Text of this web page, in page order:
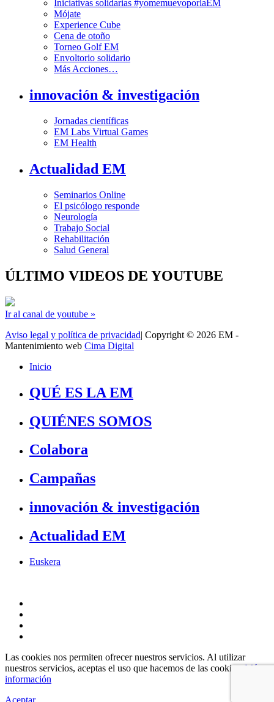
Iniciativas solidarias #yomemuevoporlaEM
Mójate
Experience Cube
Cena de otoño
Torneo Golf EM
Envoltorio solidario
Más Acciones…
innovación & investigación
Jornadas científicas
EM Labs Virtual Games
EM Health
Actualidad EM
Seminarios Online
El psicólogo responde
Neurología
Trabajo Social
Rehabilitación
Salud General
ÚLTIMO VIDEOS DE YOUTUBE
Ir al canal de youtube »
Aviso legal y política de privacidad| Copyright © 2026 EM -
Mantenimiento web Cima Digital
Inicio
QUÉ ES LA EM
QUIÉNES SOMOS
Colabora
Campañas
innovación & investigación
Actualidad EM
Euskera
Las cookies nos permiten ofrecer nuestros servicios. Al utilizar
nuestros servicios, aceptas el uso que hacemos de las cookies.Más
información
Aceptar